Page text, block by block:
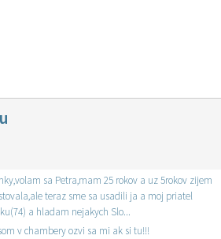
sa Petra,mam 25 rokov a uz 5rokov zijem
teraz sme sa usadili ja a moj priatel
a hladam nejakych Slo...
v chambery ozvi sa mi ak si tu!!!